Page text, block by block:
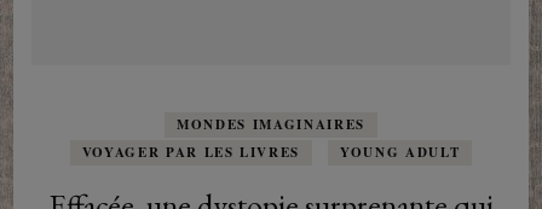
MONDES IMAGINAIRES
VOYAGER PAR LES LIVRES
YOUNG ADULT